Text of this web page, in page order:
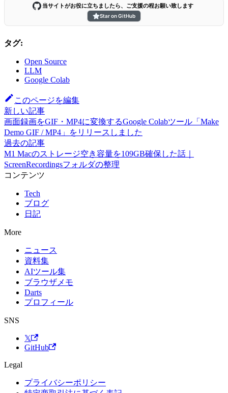
当サイトがお役に立ちましたら、ご支援の程お願い致します
Star on GitHub
タグ:
Open Source
LLM
Google Colab
このページを編集
新しい記事
画面録画をGIF・MP4に変換するGoogle Colabツール「Make
Demo GIF / MP4」をリリースしました
過去の記事
M1 Macのストレージ空き容量を109GB確保した話｜
ScreenRecordingsフォルダの整理
コンテンツ
Tech
ブログ
日記
More
ニュース
資料集
AIツール集
ブラウザメモ
Darts
プロフィール
SNS
𝕏
GitHub
Legal
プライバシーポリシー